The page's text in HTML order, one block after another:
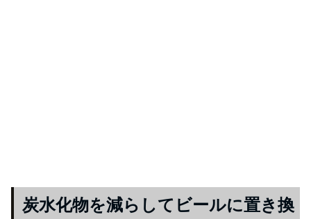
炭水化物を減らしてビールに置き換